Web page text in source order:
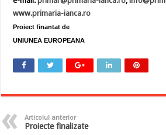
www.primaria-ianca.ro
Proiect finantat de
UNIUNEA EUROPEANA
Articolul anterior
Proiecte finalizate